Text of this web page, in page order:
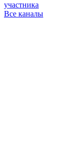
участника
Все каналы